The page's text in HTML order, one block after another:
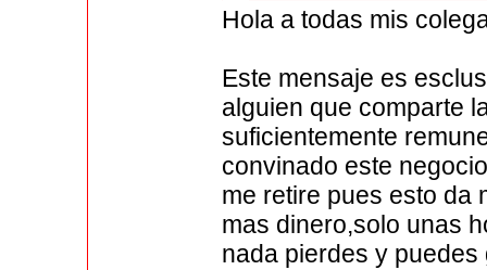
Hola a todas mis
Este mensaje es
alguien que comparte
suficientemente
convinado este
me retire pues esto da
mas dinero,solo unas
nada pierdes y